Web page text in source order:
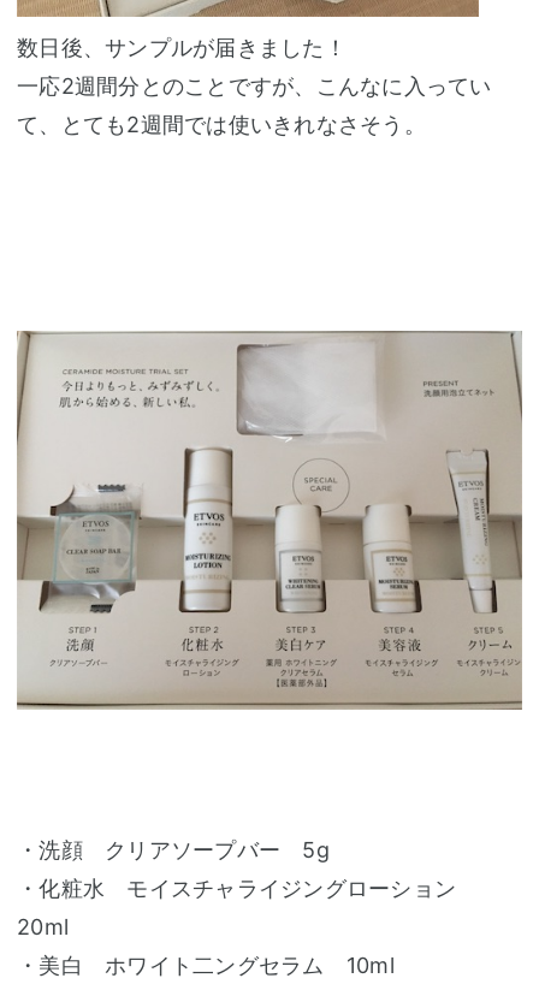
数日後、サンプルが届きました！
一応2週間分とのことですが、こんなに入ってい
て、とても2週間では使いきれなさそう。
・洗顔 クリアソープバー 5g
・化粧水 モイスチャライジングローション
20ml
・美白 ホワイト二ングセラム 10ml